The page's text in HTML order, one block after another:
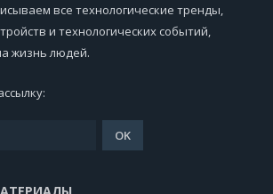
все технологические тренды,
и технологических событий,
жизнь людей.